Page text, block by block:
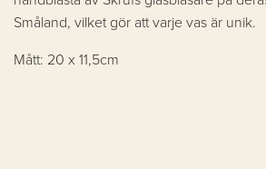
Småland, vilket gör att varje vas är unik.
Mått: 20 x 11,5cm